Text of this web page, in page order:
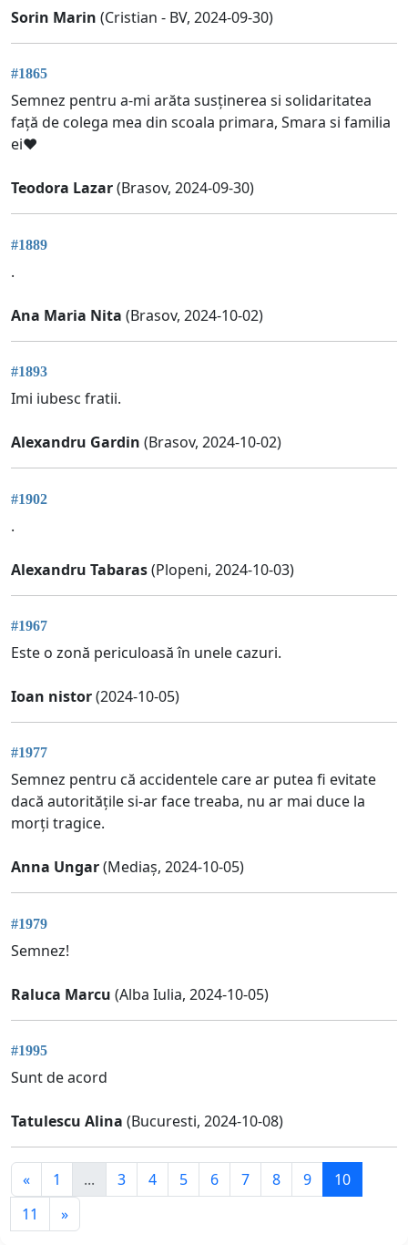
Sorin Marin (Cristian - BV, 2024-09-30)
#1865
Semnez pentru a-mi arăta susținerea si solidaritatea
față de colega mea din scoala primara, Smara si familia
ei❤️
Teodora Lazar(Brasov, 2024-09-30)
#1889
.
Ana Maria Nita (Brasov, 2024-10-02)
#1893
Imi iubesc fratii.
Alexandru Gardin (Brasov, 2024-10-02)
#1902
.
Alexandru Tabaras(Plopeni, 2024-10-03)
#1967
Este o zonă periculoasă în unele cazuri.
Ioan nistor(2024-10-05)
#1977
Semnez pentru că accidentele care ar putea fi evitate
dacă autoritățile si-ar face treaba, nu ar mai duce la
morți tragice.
Anna Ungar(Mediaș, 2024-10-05)
#1979
Semnez!
Raluca Marcu (Alba Iulia, 2024-10-05)
#1995
Sunt de acord
Tatulescu Alina (Bucuresti, 2024-10-08)
« 1 ... 3 4 5 6 7 8 9
10
11
»